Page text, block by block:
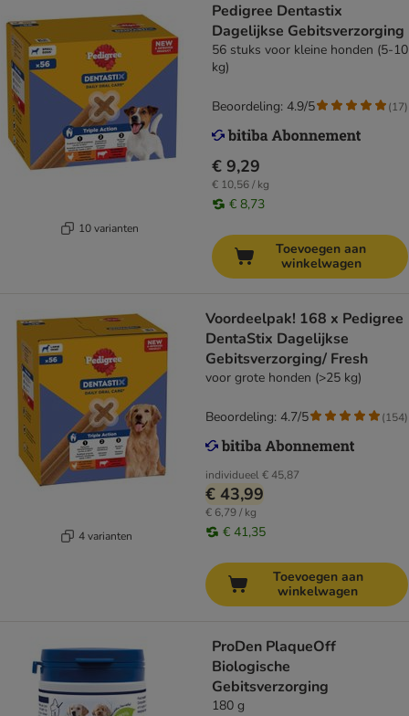
10 varianten
Pedigree Dentastix
Dagelijkse Gebitsverzorging
56 stuks voor kleine honden (5-10
kg)
€ 9,29
€ 10,56 / kg
€ 8,73
Beoordeling: 4.9/5 (17)
Toevoegen aan
winkelwagen
4 varianten
Voordeelpak! 168 x Pedigree
DentaStix Dagelijkse
Gebitsverzorging/ Fresh
voor grote honden (>25 kg)
individueel€ 45,87
€ 43,99
€ 6,79 / kg
€ 41,35
Beoordeling: 4.7/5 (154)
Toevoegen aan
winkelwagen
ProDen PlaqueOff
Biologische
Gebitsverzorging
180 g